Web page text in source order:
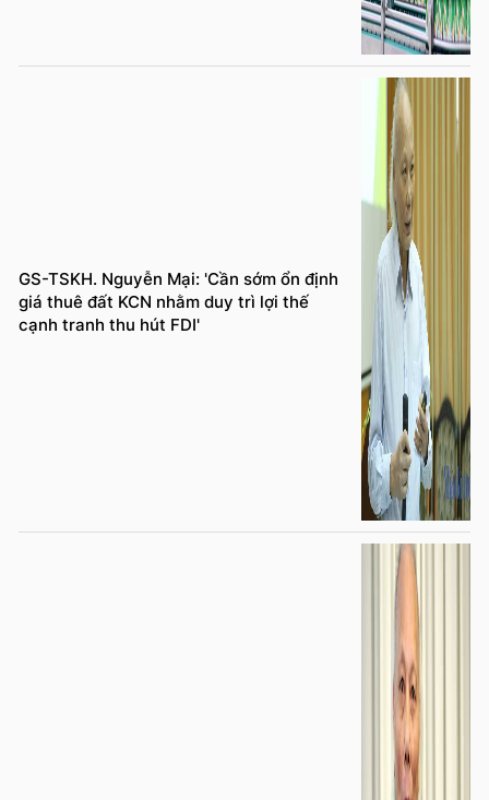
GS-TSKH. Nguyễn Mại: 'Cần sớm ổn định
giá thuê đất KCN nhằm duy trì lợi thế
cạnh tranh thu hút FDI'